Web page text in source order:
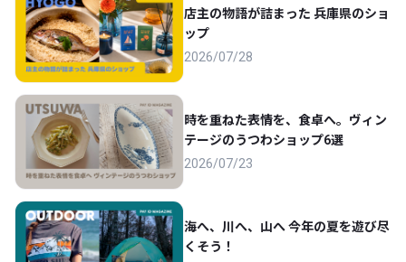
店主の物語が詰まった 兵庫県のショ
ップ
2026/07/28
時を重ねた表情を、食卓へ。ヴィン
テージのうつわショップ6選
2026/07/23
海へ、川へ、山へ 今年の夏を遊び尽
くそう！